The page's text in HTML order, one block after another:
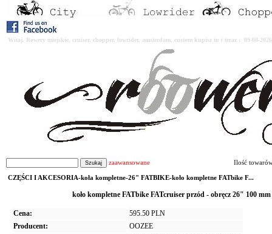
Witaj. Rowery miejskie, cruiser, chopper, lowrider, amsterdam, custom kupisz tu i teraz : 09-08-
zaawansowane Ilość
CZĘŚCI I AKCESORIA-koła kompletne-26" FATBIKE-koło kompletne FATbike F...
koło kompletne FATbike FATcruiser przód - obręcz 26" 100
Cena:
595.50 PLN
Producent:
OOZEE